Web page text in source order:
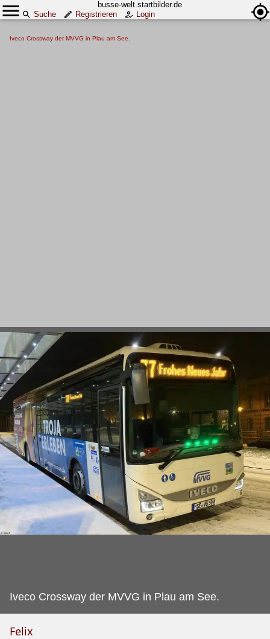
busse-welt.startbilder.de
Suche
Registrieren Login
Iveco Crossway der MVVG in Plau am See.
Iveco Crossway der MVVG in Plau am See.
Felix